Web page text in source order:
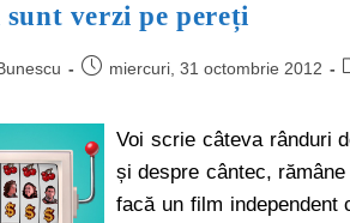
sunt verzi pe pereți
miercuri, 31 octombrie 2012
Voi scrie câteva rânduri
și despre cântec,
facă un film independent